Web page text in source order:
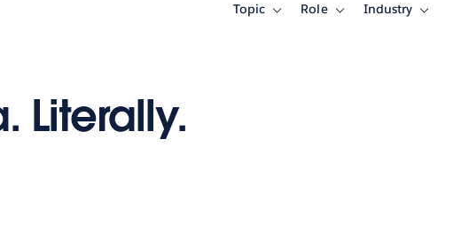
Topic
ToggleRole
ToggleIndustry
Toggle
Literally.